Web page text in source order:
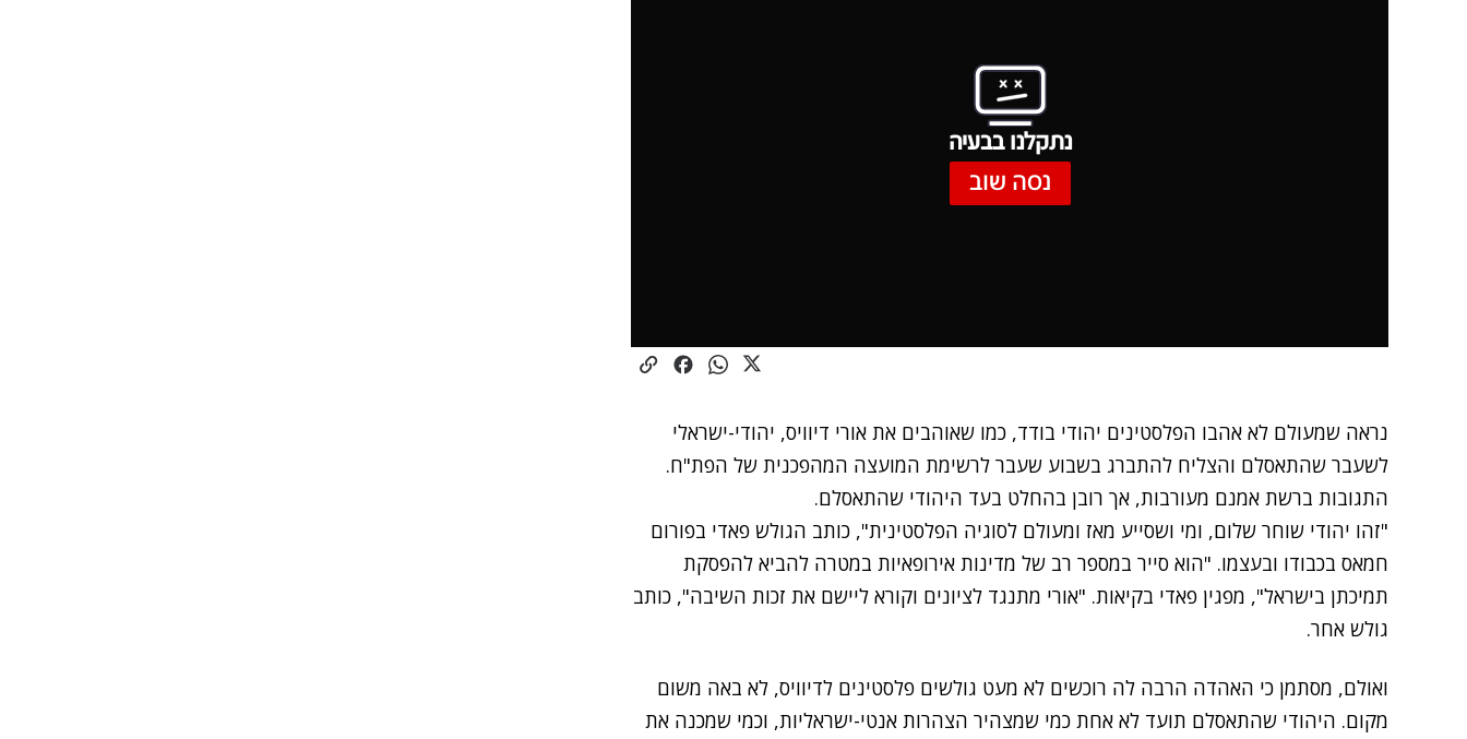
נתקלנו בבעיה
נסה שוב
נראה שמעולם לא אהבו הפלסטינים יהודי בודד, כמו שאוהבים את אורי דיוויס, יהודי-ישראלי
לשעבר שהתאסלם והצליח להתברג בשבוע שעבר לרשימת המועצה המהפכנית של הפת"ח.
התגובות ברשת אמנם מעורבות, אך רובן בהחלט בעד היהודי שהתאסלם.
"זהו יהודי שוחר שלום, ומי ושסייע מאז ומעולם לסוגיה הפלסטינית", כותב הגולש פאדי בפורום
חמאס בכבודו ובעצמו. "הוא סייר במספר רב של מדינות אירופאיות במטרה להביא להפסקת
תמיכתן בישראל", מפגין פאדי בקיאות. "אורי מתנגד לציונים וקורא ליישם את זכות השיבה", כותב
גולש אחר.
ואולם, מסתמן כי האהדה הרבה לה רוכשים לא מעט גולשים פלסטינים לדיוויס, לא באה משום
מקום. היהודי שהתאסלם תועד לא אחת כמי שמצהיר הצהרות אנטי-ישראליות, וכמי שמכנה את